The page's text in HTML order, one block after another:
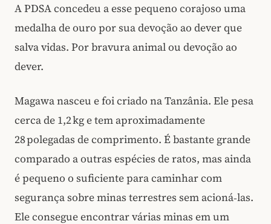
A PDSA concedeu a esse pequeno corajoso uma
medalha de ouro por sua devoção ao dever que
salva vidas. Por bravura animal ou devoção ao
dever.
Magawa nasceu e foi criado na Tanzânia. Ele pesa
cerca de 1,2 kg e tem aproximadamente
28 polegadas de comprimento. É bastante grande
comparado a outras espécies de ratos, mas ainda
é pequeno o suficiente para caminhar com
segurança sobre minas terrestres sem acioná‑las.
Ele consegue encontrar várias minas em um